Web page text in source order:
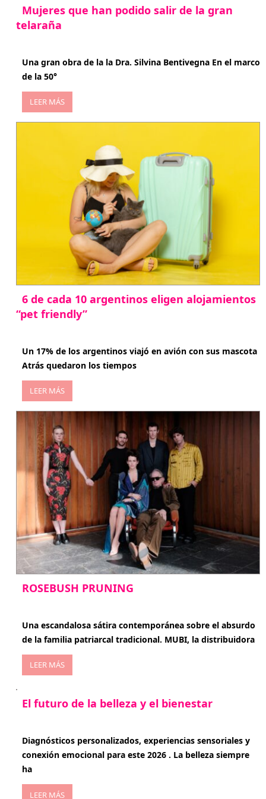
Mujeres que han podido salir de la gran
telaraña
Una gran obra de la la Dra. Silvina Bentivegna En el marco
de la 50°
LEER MÁS
6 de cada 10 argentinos eligen alojamientos
“pet friendly”
Un 17% de los argentinos viajó en avión con sus mascota
Atrás quedaron los tiempos
LEER MÁS
ROSEBUSH PRUNING
Una escandalosa sátira contemporánea sobre el absurdo
de la familia patriarcal tradicional. MUBI, la distribuidora
LEER MÁS
El futuro de la belleza y el bienestar
Diagnósticos personalizados, experiencias sensoriales y
conexión emocional para este 2026 . La belleza siempre
ha
LEER MÁS